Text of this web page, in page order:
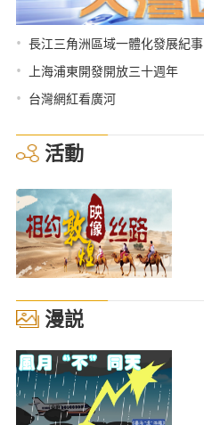
• 長江三角洲區域一體化發展紀事
• 上海浦東開發開放三十週年
• 台灣網紅看廣河
活動
漫説